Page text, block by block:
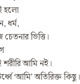
হলো
ধর্ম,
ভিত্তি।
আমি নই।
‘আমি’ অতিরিক্ত কিছু।